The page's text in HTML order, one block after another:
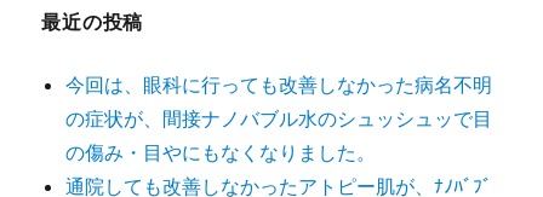
最近の投稿
今回は、眼科に行っても改善しなかった病名不明
の症状が、間接ナノバブル水のシュッシュッで目
の傷み・目やにもなくなりました。
通院しても改善しなかったアトピー肌が、ﾅﾉﾊﾞﾌﾞ